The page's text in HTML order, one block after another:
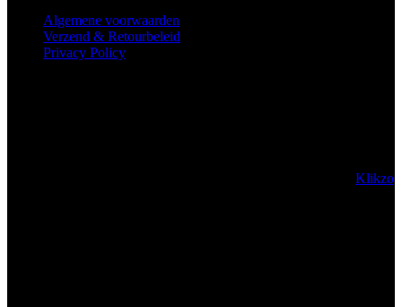
Algemene voorwaarden
Verzend & Retourbeleid
Privacy Policy
Klikzo